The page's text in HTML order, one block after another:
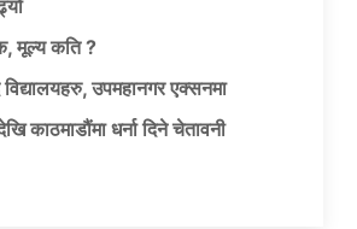
मूल्य कति ?
विद्यालयहरु, उपमहानगर एक्सनमा
काठमाडौंमा धर्ना दिने चेतावनी